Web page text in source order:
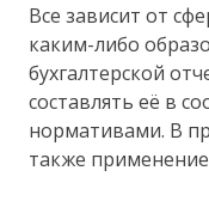
Все зависит от
каким-либо
бухгалтерской
составлять её в
нормативами. В
также